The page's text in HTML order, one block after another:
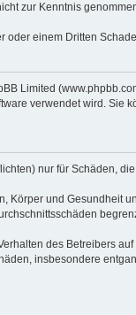
zur Kenntnis
oder einem Dritten
Limited
verwendet wird. Sie
nur für Schäden,
und Gesundheit
des Betreibers
insbesondere